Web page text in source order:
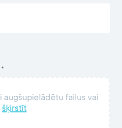
*
augšupielādētu failus vai
šķirstīt